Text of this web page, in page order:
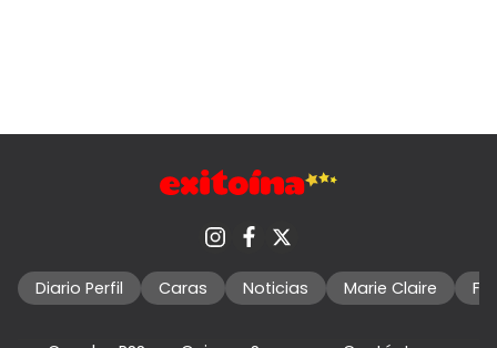
Diario Perfil Caras Noticias Marie Claire